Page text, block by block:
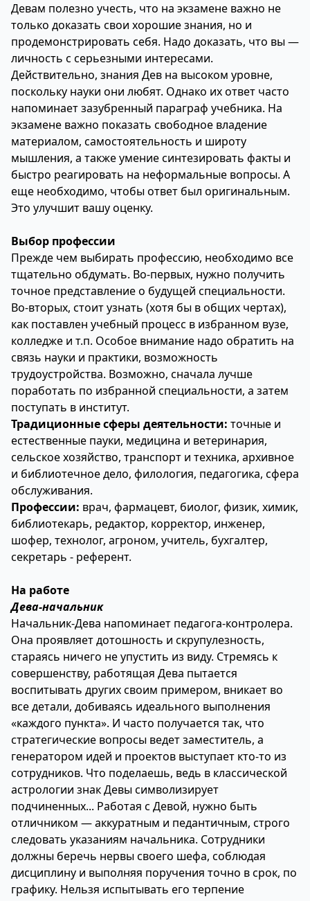
Девам полезно учесть, что на экзамене важно не
только доказать свои хорошие знания, но и
продемонстрировать себя. Надо доказать, что вы —
личность с серьезными интересами.
Действительно, знания Дев на высоком уровне,
поскольку науки они любят. Однако их ответ часто
напоминает зазубренный параграф учебника. На
экзамене важно показать свободное владение
материалом, самостоятельность и широту
мышления, а также умение синтезировать факты и
быстро реагировать на неформальные вопросы. А
еще необходимо, чтобы ответ был оригинальным.
Это улучшит вашу оценку.
Выбор профессии
Прежде чем выбирать профессию, необходимо все
тщательно обдумать. Во-первых, нужно получить
точное представление о будущей специальности.
Во-вторых, стоит узнать (хотя бы в общих чертах),
как поставлен учебный процесс в избранном вузе,
колледже и т.п. Особое внимание надо обратить на
связь науки и практики, возможность
трудоустройства. Возможно, сначала лучше
поработать по избранной специальности, а затем
поступать в институт.
Традиционные сферы деятельности: точные и
естественные пауки, медицина и ветеринария,
сельское хозяйство, транспорт и техника, архивное
и библиотечное дело, филология, педагогика, сфера
обслуживания.
Профессии: врач, фармацевт, биолог, физик, химик,
библиотекарь, редактор, корректор, инженер,
шофер, технолог, агроном, учитель, бухгалтер,
секретарь - референт.
На работе
Дева-начальник
Начальник-Дева напоминает педагога-контролера.
Она проявляет дотошность и скрупулезность,
стараясь ничего не упустить из виду. Стремясь к
совершенству, работящая Дева пытается
воспитывать других своим примером, вникает во
все детали, добиваясь идеального выполнения
«каждого пункта». И часто получается так, что
стратегические вопросы ведет заместитель, а
генератором идей и проектов выступает кто-то из
сотрудников. Что поделаешь, ведь в классической
астрологии знак Девы символизирует
подчиненных... Работая с Девой, нужно быть
отличником — аккуратным и педантичным, строго
следовать указаниям начальника. Сотрудники
должны беречь нервы своего шефа, соблюдая
дисциплину и выполняя поручения точно в срок, по
графику. Нельзя испытывать его терпение